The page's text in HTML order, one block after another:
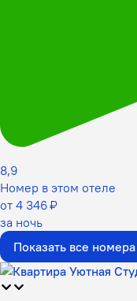
8,9
Номер в этом отеле
от 4 346 ₽
за ночь
Показать все номера